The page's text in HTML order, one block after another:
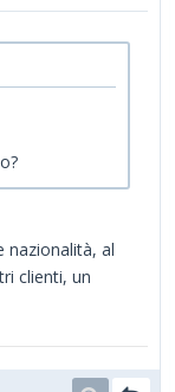
nazionalità, al
clienti, un